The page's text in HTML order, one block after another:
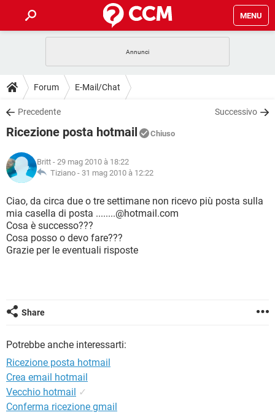
MENU
INTRATTENIMENTO
iOS
INSTAGRAM WHATSAPP
TIKTOK
HARDWARE
GUIDE
COVID-19
INSTAGRAM
TIKTOK
HARDWARE
DOWNLOAD
COVID-19 GAMING
INTRATTENIMENTO
iOS WINDOWS 10
INSTAGRAM WHATSAPP
TIKTOK FACEBOOK
HARDWARE
COVID-19
INTRATTENIMENTO
iOS WINDOWS 10
INSTAGRAM
TIKTOK
GLOSSARIO
COVID-19 GAMING
INTRATTENIMENTO ANDROID
iOS
INSTAGRAM
Forum E-Mail/Chat
Precedente Successivo
Ricezione posta hotmail Chiuso
Britt - 29 mag 2010 à 18:22
Tiziano - 31 mag 2010 à 12:22
Ciao, da circa due o tre settimane non ricevo più posta sulla
mia casella di posta ........@hotmail.com
Cosa è successo???
Cosa posso o devo fare???
Grazie per le eventuali risposte
Share
Potrebbe anche interessarti:
Ricezione posta hotmail
Crea email hotmail
Vecchio hotmail ✓
Conferma ricezione gmail